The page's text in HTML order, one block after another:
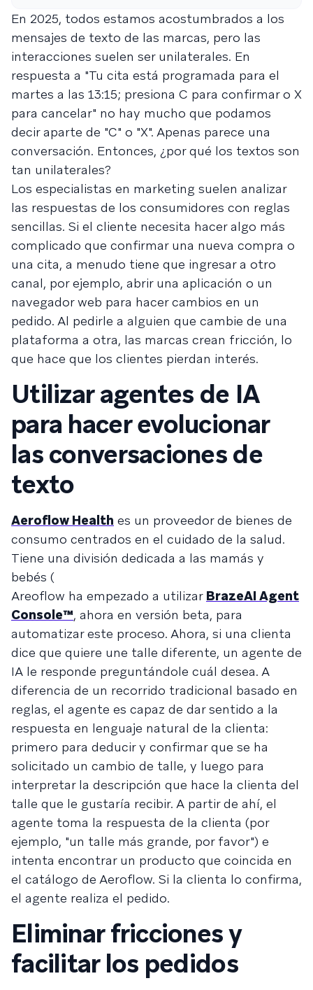
En 2025, todos estamos acostumbrados a los
mensajes de texto de las marcas, pero las
interacciones suelen ser unilaterales. En
respuesta a "Tu cita está programada para el
martes a las 13:15; presiona C para confirmar o X
para cancelar" no hay mucho que podamos
decir aparte de "C" o "X". Apenas parece una
conversación. Entonces, ¿por qué los textos son
tan unilaterales?
Los especialistas en marketing suelen analizar
las respuestas de los consumidores con reglas
sencillas. Si el cliente necesita hacer algo más
complicado que confirmar una nueva compra o
una cita, a menudo tiene que ingresar a otro
canal, por ejemplo, abrir una aplicación o un
navegador web para hacer cambios en un
pedido. Al pedirle a alguien que cambie de una
plataforma a otra, las marcas crean fricción, lo
que hace que los clientes pierdan interés.
Utilizar agentes de IA
para hacer evolucionar
las conversaciones de
texto
Aeroflow Health es un proveedor de bienes de
consumo centrados en el cuidado de la salud.
Tiene una división dedicada a las mamás y
bebés (
Areoflow ha empezado a utilizar BrazeAI Agent
Console™, ahora en versión beta, para
automatizar este proceso. Ahora, si una clienta
dice que quiere une talle diferente, un agente de
IA le responde preguntándole cuál desea. A
diferencia de un recorrido tradicional basado en
reglas, el agente es capaz de dar sentido a la
respuesta en lenguaje natural de la clienta:
primero para deducir y confirmar que se ha
solicitado un cambio de talle, y luego para
interpretar la descripción que hace la clienta del
talle que le gustaría recibir. A partir de ahí, el
agente toma la respuesta de la clienta (por
ejemplo, "un talle más grande, por favor") e
intenta encontrar un producto que coincida en
el catálogo de Aeroflow. Si la clienta lo confirma,
el agente realiza el pedido.
Eliminar fricciones y
facilitar los pedidos